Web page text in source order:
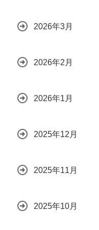
2026年3月
2026年2月
2026年1月
2025年12月
2025年11月
2025年10月